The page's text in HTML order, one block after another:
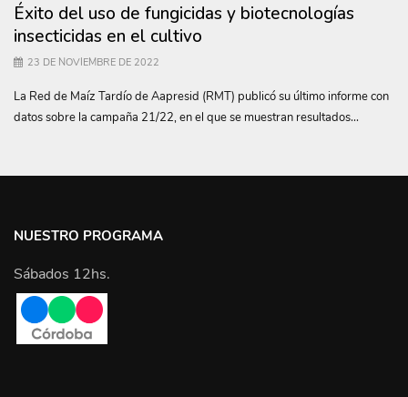
Éxito del uso de fungicidas y biotecnologías
insecticidas en el cultivo
23 DE NOVIEMBRE DE 2022
La Red de Maíz Tardío de Aapresid (RMT) publicó su último informe con
datos sobre la campaña 21/22, en el que se muestran resultados...
NUESTRO PROGRAMA
Sábados 12hs.